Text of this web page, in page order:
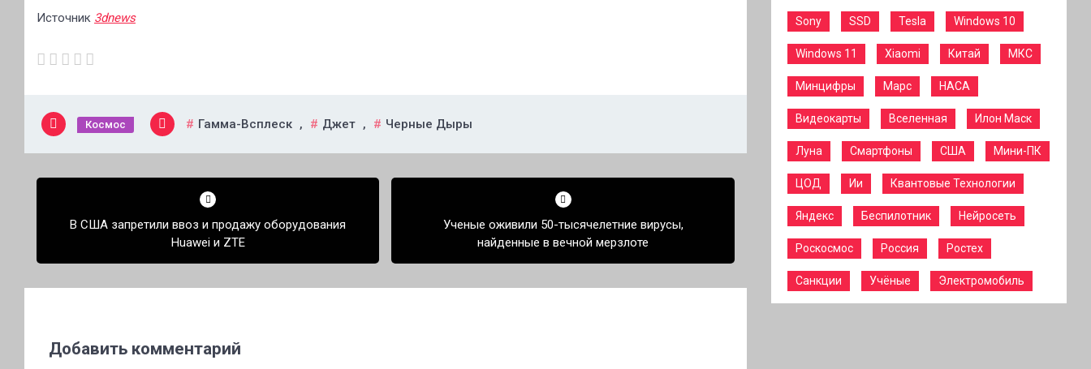
Источник 3dnews
Космос Гамма-Всплеск , Джет , Черные Дыры
Навигация
записямВ США запретили ввоз и продажу оборудования
Huawei и ZTE
Ученые оживили 50-тысячелетние вирусы,
найденные в вечной мерзлоте
Добавить комментарий
Sony SSD Tesla Windows 10
Windows 11 Xiaomi Китай МКС
Минцифры Марс НАСА
Видеокарты Вселенная Илон Маск
Луна Смартфоны США Мини-ПК
ЦОД Ии Квантовые Технологии
Яндекс Беспилотник Нейросеть
Роскосмос Россия Ростех
Санкции Учёные Электромобиль